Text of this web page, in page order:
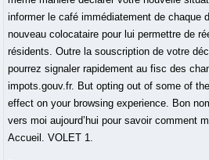
informer le café immédiatement de chaque
nouveau colocataire pour lui permettre de
résidents. Outre la souscription de votre
pourrez signaler rapidement au fisc des
impots.gouv.fr. But opting out of some of
effect on your browsing experience. Bon
vers moi aujourd’hui pour savoir comment
Accueil. VOLET 1.